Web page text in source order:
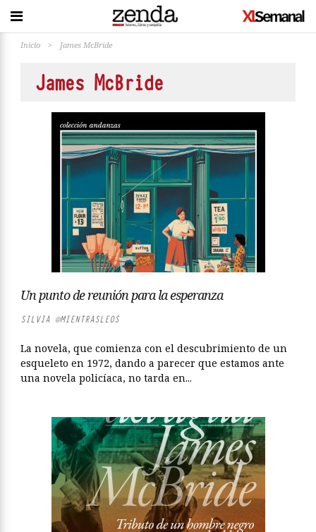
Inicio > James McBride
James McBride
Un punto de reunión para la esperanza
SILVIA @MIENTRASLEOS
La novela, que comienza con el descubrimiento de un
esqueleto en 1972, dando a parecer que estamos ante
una novela policíaca, no tarda en...